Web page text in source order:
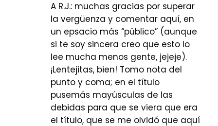
A R.J.: muchas gracias por superar
la vergüenza y comentar aquí, en
un epsacio más “público” (aunque
si te soy sincera creo que esto lo
lee mucha menos gente, jejeje).
¡Lentejitas, bien! Tomo nota del
punto y coma; en el título
pusemás mayúsculas de las
debidas para que se viera que era
el título, que se me olvidó que aquí